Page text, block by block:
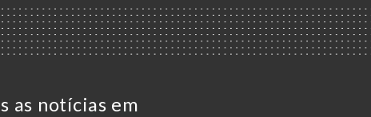
as notícias em